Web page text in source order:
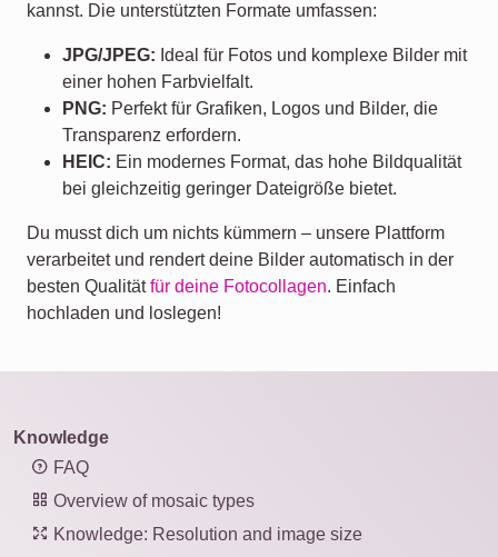
kannst. Die unterstützten Formate umfassen:
JPG/JPEG: Ideal für Fotos und komplexe Bilder mit
einer hohen Farbvielfalt.
PNG: Perfekt für Grafiken, Logos und Bilder, die
Transparenz erfordern.
HEIC: Ein modernes Format, das hohe Bildqualität
bei gleichzeitig geringer Dateigröße bietet.
Du musst dich um nichts kümmern – unsere Plattform
verarbeitet und rendert deine Bilder automatisch in der
besten Qualitätfür deine Fotocollagen. Einfach
hochladen und loslegen!
Knowledge
FAQ
Overview of mosaic types
Knowledge: Resolution and image size